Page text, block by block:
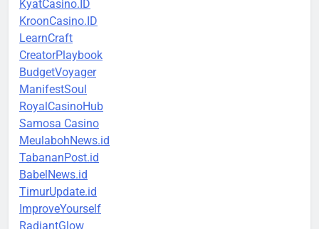
KyatCasino.ID
KroonCasino.ID
LearnCraft
CreatorPlaybook
BudgetVoyager
ManifestSoul
RoyalCasinoHub
Samosa Casino
MeulabohNews.id
TabananPost.id
BabelNews.id
TimurUpdate.id
ImproveYourself
RadiantGlow